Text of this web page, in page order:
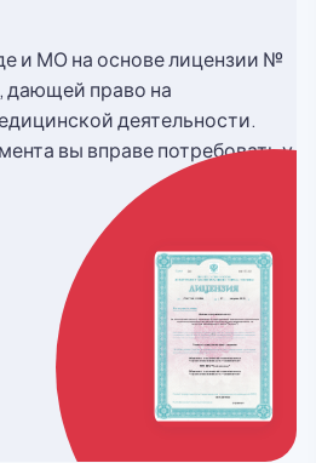
и МО на основе лицензии №
право на
деятельности.
вы вправе потребовать у